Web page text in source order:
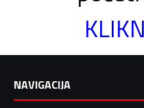
NAVIGACIJA